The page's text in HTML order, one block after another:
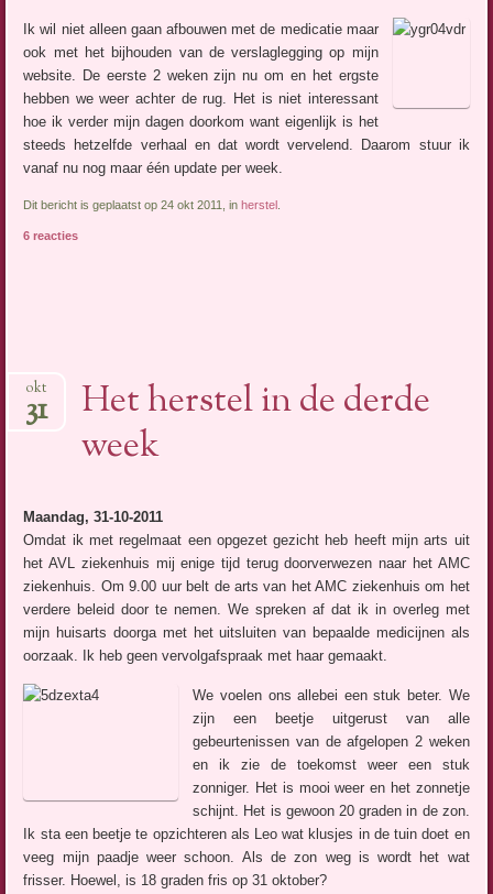
Ik wil niet alleen gaan afbouwen met de medicatie maar
ook met het bijhouden van de verslaglegging op mijn
website. De eerste 2 weken zijn nu om en het ergste
hebben we weer achter de rug. Het is niet interessant
hoe ik verder mijn dagen doorkom want eigenlijk is het
steeds hetzelfde verhaal en dat wordt vervelend. Daarom stuur ik
vanaf nu nog maar één update per week.
Dit bericht is geplaatst op 24 okt 2011, inherstel
6 reacties
Het herstel in de derde
week
okt
31
Maandag, 31-10-2011
Omdat ik met regelmaat een opgezet gezicht heb heeft mijn arts uit
het AVL ziekenhuis mij enige tijd terug doorverwezen naar het AMC
ziekenhuis. Om 9.00 uur belt de arts van het AMC ziekenhuis om het
verdere beleid door te nemen. We spreken af dat ik in overleg met
mijn huisarts doorga met het uitsluiten van bepaalde medicijnen als
oorzaak. Ik heb geen vervolgafspraak met haar gemaakt.
We voelen ons allebei een stuk beter. We
zijn een beetje uitgerust van alle
gebeurtenissen van de afgelopen 2 weken
en ik zie de toekomst weer een stuk
zonniger. Het is mooi weer en het zonnetje
schijnt. Het is gewoon 20 graden in de zon.
Ik sta een beetje te opzichteren als Leo wat klusjes in de tuin doet en
veeg mijn paadje weer schoon. Als de zon weg is wordt het wat
frisser. Hoewel, is 18 graden fris op 31 oktober?